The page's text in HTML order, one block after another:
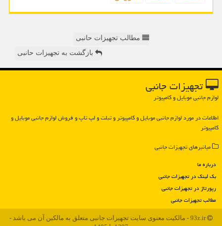
مطالب تجهیزات حانبی
بازگشت به تجهیزات حانبی
تجهیزات جانبی
لوازم جانبی موبایل و کامپیوتر
اطلاعات در مورد لوازم جانبی موبایل و كامپیوتر و تبلت و لپ تاپ و فروش لوازم جانبی موبایل و
كامپیوتر
میانبرهای تجهیزات جانبی
درباره ما
بک لینک در تجهیزات جانبی
رپورتاژ در تجهیزات جانبی
مطالب تجهیزات جانبی
93z.ir - مالکیت معنوی سایت تجهیزات جانبی متعلق به مالکین آن می باشد -